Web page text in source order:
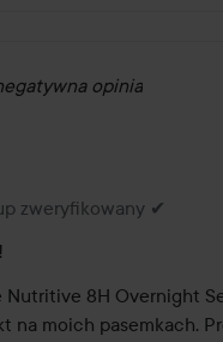
opinia
1 lat temu
zweryfikowany ✔
Nutritive 8H Overnight
na moich pasemkach.